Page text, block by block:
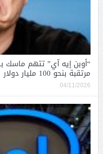
“أوبن إيه آي” تتهم ماسك
مرتقبة بنحو 100 مليار دولار
04/11/2026